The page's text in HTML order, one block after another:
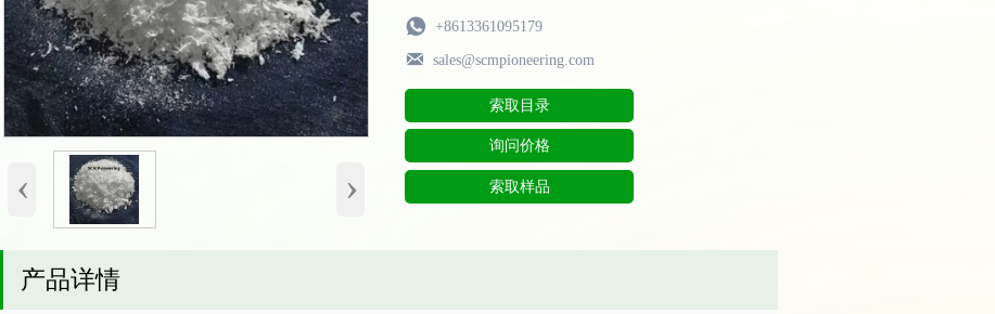
‹ ›
 +8613361095179
 sales@scmpioneering.com
索取目录
询问价格
索取样品
产品详情